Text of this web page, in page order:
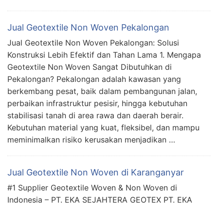
Jual Geotextile Non Woven Pekalongan
Jual Geotextile Non Woven Pekalongan: Solusi
Konstruksi Lebih Efektif dan Tahan Lama 1. Mengapa
Geotextile Non Woven Sangat Dibutuhkan di
Pekalongan? Pekalongan adalah kawasan yang
berkembang pesat, baik dalam pembangunan jalan,
perbaikan infrastruktur pesisir, hingga kebutuhan
stabilisasi tanah di area rawa dan daerah berair.
Kebutuhan material yang kuat, fleksibel, dan mampu
meminimalkan risiko kerusakan menjadikan …
Jual Geotextile Non Woven di Karanganyar
#1 Supplier Geotextile Woven & Non Woven di
Indonesia – PT. EKA SEJAHTERA GEOTEX PT. EKA